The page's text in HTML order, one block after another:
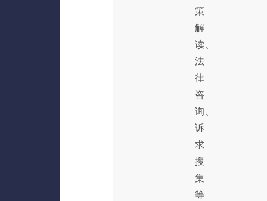
策
解
读、
法
律
咨
询、
诉
求
搜
集
等